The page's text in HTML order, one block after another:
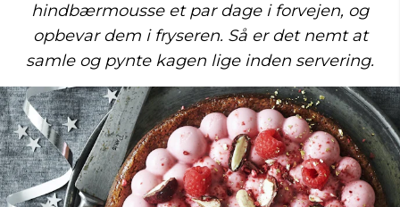
hindbærmousse et par dage i forvejen, og
opbevar dem i fryseren. Så er det nemt at
samle og pynte kagen lige inden servering.